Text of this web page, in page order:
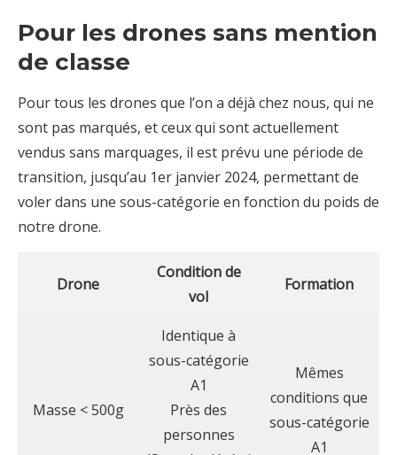
Pour les drones sans mention
de classe
Pour tous les drones que l’on a déjà chez nous, qui ne
sont pas marqués, et ceux qui sont actuellement
vendus sans marquages, il est prévu une période de
transition, jusqu’au 1er janvier 2024, permettant de
voler dans une sous-catégorie en fonction du poids de
notre drone.
Drone
Condition de
vol
Formation
Masse < 500g
Identique à
sous-catégorie
A1
Près des
personnes
Mêmes
conditions que
sous-catégorie
A1